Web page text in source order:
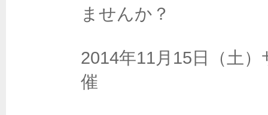
ませんか？
2014年11月15日（土
催